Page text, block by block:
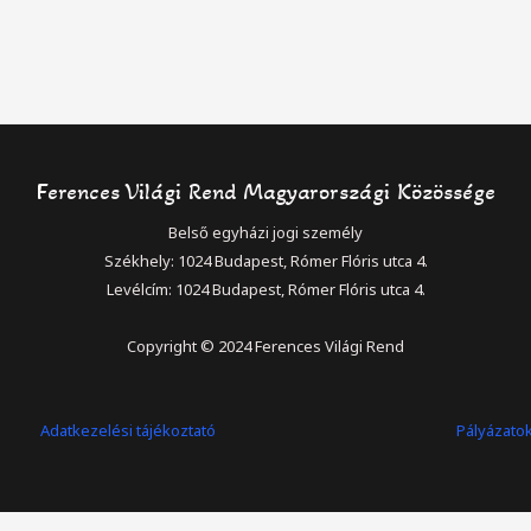
Ferences Világi Rend Magyarországi Közössége
Belső egyházi jogi személy
Székhely: 1024 Budapest, Rómer Flóris utca 4.
Levélcím: 1024 Budapest, Rómer Flóris utca 4.
Copyright © 2024 Ferences Világi Rend
Adatkezelési tájékoztató